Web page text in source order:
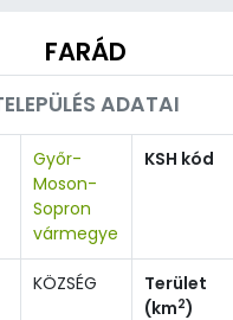
FARÁD
ADATAI
Győr-
Moson-
Sopron
vármegye
KSH kód
KÖZSÉG
Terület
(km2)